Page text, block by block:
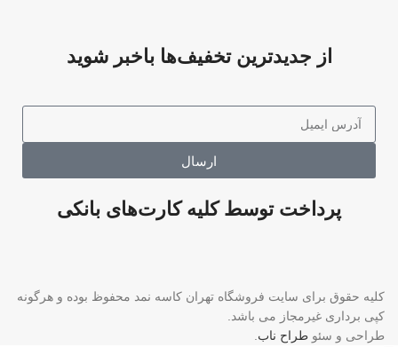
از جدیدترین تخفیف‌ها باخبر شوید
ارسال
پرداخت توسط کلیه کارت‌های بانکی
کلیه حقوق برای سایت فروشگاه تهران کاسه نمد محفوظ بوده و هرگونه
کپی برداری غیرمجاز می باشد.
طراحی و سئو طراح ناب.